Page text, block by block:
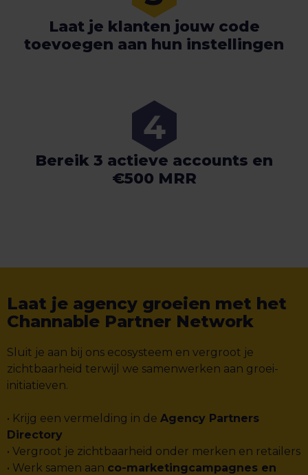
Laat je klanten jouw code
toevoegen aan hun instellingen
Bereik 3 actieve accounts en
€500 MRR
Laat je agency groeien met het
Channable Partner Network
Sluit je aan bij ons ecosysteem en vergroot je
zichtbaarheid terwijl we samenwerken aan groei-
initiatieven.
• Krijg een vermelding in de Agency Partners
Directory
• Vergroot je zichtbaarheid onder merken en retailers
• Werk samen aan co-marketingcampagnes en